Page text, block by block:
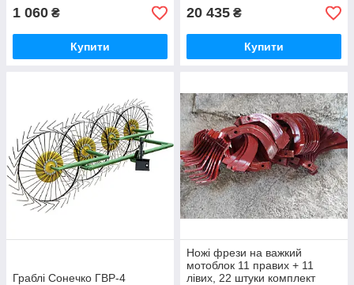
1 060 ₴
Купити
20 435 ₴
Купити
Граблі Сонечко ГВР-4
Ножі фрези на важкий
мотоблок 11 правих + 11
лівих, 22 штуки комплект